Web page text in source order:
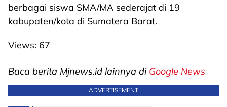
berbagai siswa SMA/MA sederajat di 19
kabupaten/kota di Sumatera Barat.
Views: 67
Baca berita Mjnews.id lainnya di Google News
ADVERTISEMENT